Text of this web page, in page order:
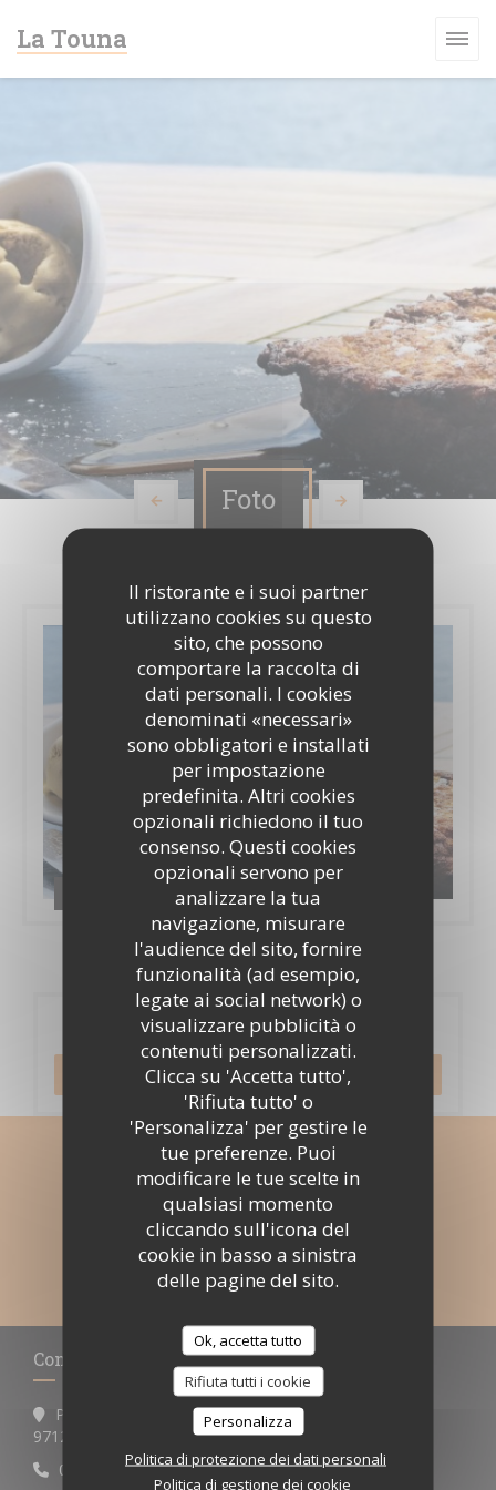
Il ristorante e i suoi partner
utilizzano cookies su questo
sito, che possono
comportare la raccolta di
dati personali. I cookies
denominati «necessari»
sono obbligatori e installati
per impostazione
predefinita. Altri cookies
opzionali richiedono il tuo
consenso. Questi cookies
opzionali servono per
analizzare la tua
navigazione, misurare
l'audience del sito, fornire
funzionalità (ad esempio,
legate ai social network) o
visualizzare pubblicità o
contenuti personalizzati.
Clicca su 'Accetta tutto',
'Rifiuta tutto' o
'Personalizza' per gestire le
tue preferenze. Puoi
modificare le tue scelte in
qualsiasi momento
cliccando sull'icona del
cookie in basso a sinistra
delle pagine del sito.
Ok, accetta tutto
Rifiuta tutti i cookie
Personalizza
Politica di protezione dei dati personali
Politica di gestione dei cookie
La Touna
Foto
Prenotazione
PRENOTA
Rimani informato *
Iscriversi alla nostra newsletter per ricevere comunicazioni
personalizzate e offerte di marketing via e-mail.
ABBONATI
Contattaci
Pigeon-Malendure
97125 Bouillante
((apre una nuova finestra))
0590 98 70 10